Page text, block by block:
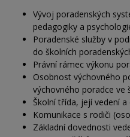
Vývoj poradenských
pedagogiky a
Poradenské služby v
do školních
Právní rámec výkonu
Osobnost výchovného
výchovného poradce ve
Školní třída, její vedení a
Komunikace s rodiči
Základní dovednosti